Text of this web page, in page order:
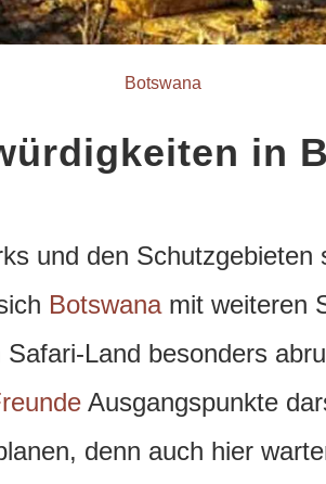
Botswana
in
und den Schutzgebieten
Botswanamit weiteren
Land besonders
Ausgangspunkte
denn auch hier